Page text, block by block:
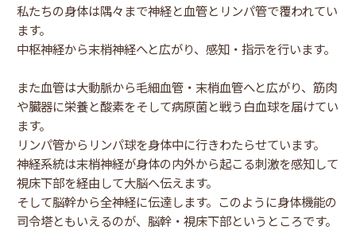
私たちの身体は隅々まで神経と血管とリンパ管で覆われてい
ます。
中枢神経から末梢神経へと広がり、感知・指示を行います。
また血管は大動脈から毛細血管・末梢血管へと広がり、筋肉
や臓器に栄養と酸素をそして病原菌と戦う白血球を届けてい
ます。
リンパ管からリンパ球を身体中に行きわたらせています。
神経系統は末梢神経が身体の内外から起こる刺激を感知して
視床下部を経由して大脳へ伝えます。
そして脳幹から全神経に伝達します。このように身体機能の
司令塔ともいえるのが、脳幹・視床下部というところです。